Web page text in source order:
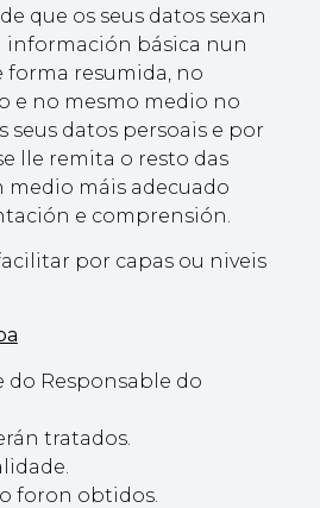
que os seus datos sexan
información básica nun
forma resumida, no
e no mesmo medio no
seus datos persoais e por
lle remita o resto das
máis adecuado
e comprensión.
por capas ou niveis
do Responsable do
tratados.
foron obtidos.